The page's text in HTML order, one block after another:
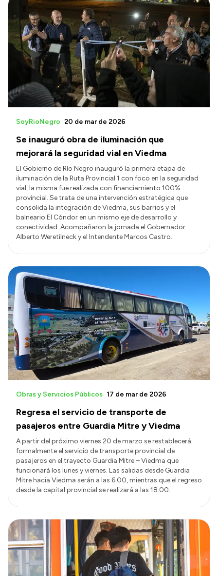
Se inauguró obra de iluminación que
mejorará la seguridad vial en Viedma
SoyRioNegro 20 de mar de 2026
El Gobierno de Río Negro inauguró la primera etapa de
iluminación de la Ruta Provincial 1 con foco en la seguridad
vial, la misma fue realizada con financiamiento 100%
provincial. Se trata de una intervención estratégica que
consolida la integración de Viedma, sus barrios y el
balneario El Cóndor en un mismo eje de desarrollo y
conectividad. Acompañaron la jornada el Gobernador
Alberto Weretilneck y el Intendente Marcos Castro.
Regresa el servicio de transporte de
pasajeros entre Guardia Mitre y Viedma
Obras y Servicios Públicos 17 de mar de 2026
A partir del próximo viernes 20 de marzo se restablecerá
formalmente el servicio de transporte provincial de
pasajeros en el trayecto Guardia Mitre – Viedma que
funcionará los lunes y viernes. Las salidas desde Guardia
Mitre hacia Viedma serán a las 6.00, mientras que el regreso
desde la capital provincial se realizará a las 18.00.